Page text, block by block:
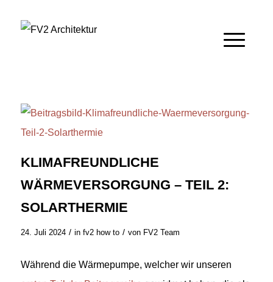
KLIMAFREUNDLICHE
WÄRMEVERSORGUNG – TEIL 2:
SOLARTHERMIE
24. Juli 2024 / in fv2 how to / von FV2 Team
Während die Wärmepumpe, welcher wir unseren